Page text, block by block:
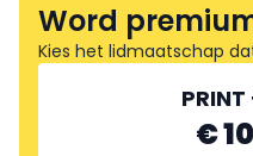
Word
Kies het lidmaatschap
PRINT
€